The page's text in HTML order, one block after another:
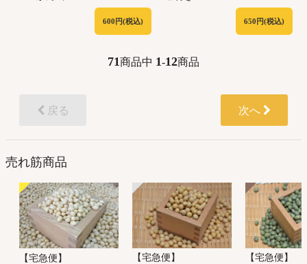
600円(税込) 650円(税込)
71商品中 1-12商品
戻る 次へ
売れ筋商品
【宅急便】
【宅急便】
【宅急便】